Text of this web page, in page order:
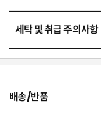
세탁 및 취급 주의사항
배송/반품